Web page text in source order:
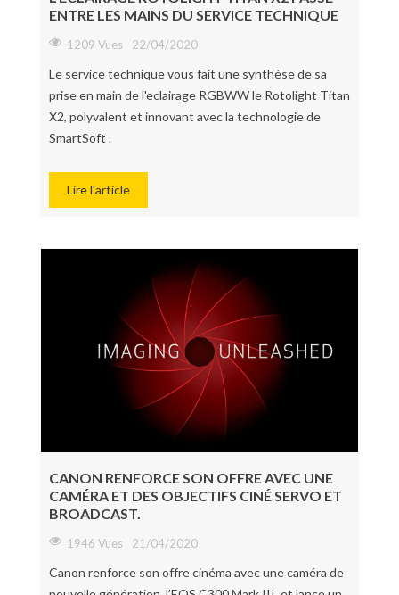
ENTRE LES MAINS DU SERVICE TECHNIQUE
1209 Vues 22/04/2020
Le service technique vous fait une synthèse de sa
prise en main de l'eclairage RGBWW le Rotolight Titan
X2, polyvalent et innovant avec la technologie de
SmartSoft .
Lire l'article
CANON RENFORCE SON OFFRE AVEC UNE
CAMÉRA ET DES OBJECTIFS CINÉ SERVO ET
BROADCAST.
1946 Vues 21/04/2020
Canon renforce son offre cinéma avec une caméra de